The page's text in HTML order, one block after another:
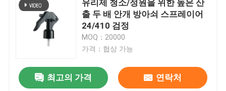
유리제 청소/정원을 위한 높은 산
출 두 배 안개 방아쇠 스프레이어
24/410 검정
MOQ：20000
가격：협상 가능
최고의 가격 연락처